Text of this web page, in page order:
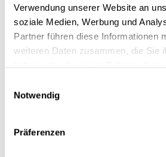
Verwendung unserer Website an
soziale Medien, Werbung und
Partner führen diese Informationen
weiteren Daten zusammen, die Sie
Notwendig
Präferenzen